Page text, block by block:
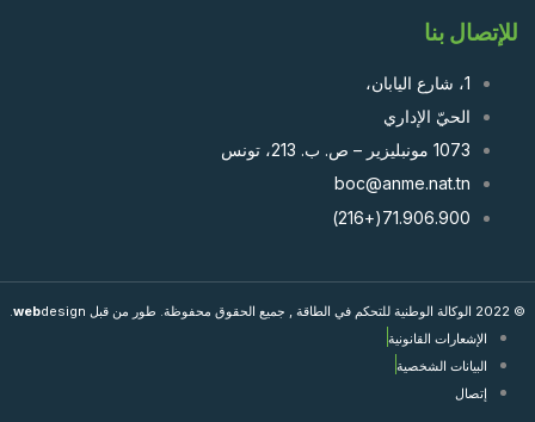
للإتصال بنا
1، شارع اليابان،
الحيّ الإداري
1073 مونبليزير – ص. ب. 213، تونس
boc@anme.nat.tn
71.906.900(+216)
© 2022 الوكالة الوطنية للتحكم في الطاقة , جميع الحقوق محفوظة. طور من قبل webdesign.
الإشعارات القانونية
البيانات الشخصية
إتصال